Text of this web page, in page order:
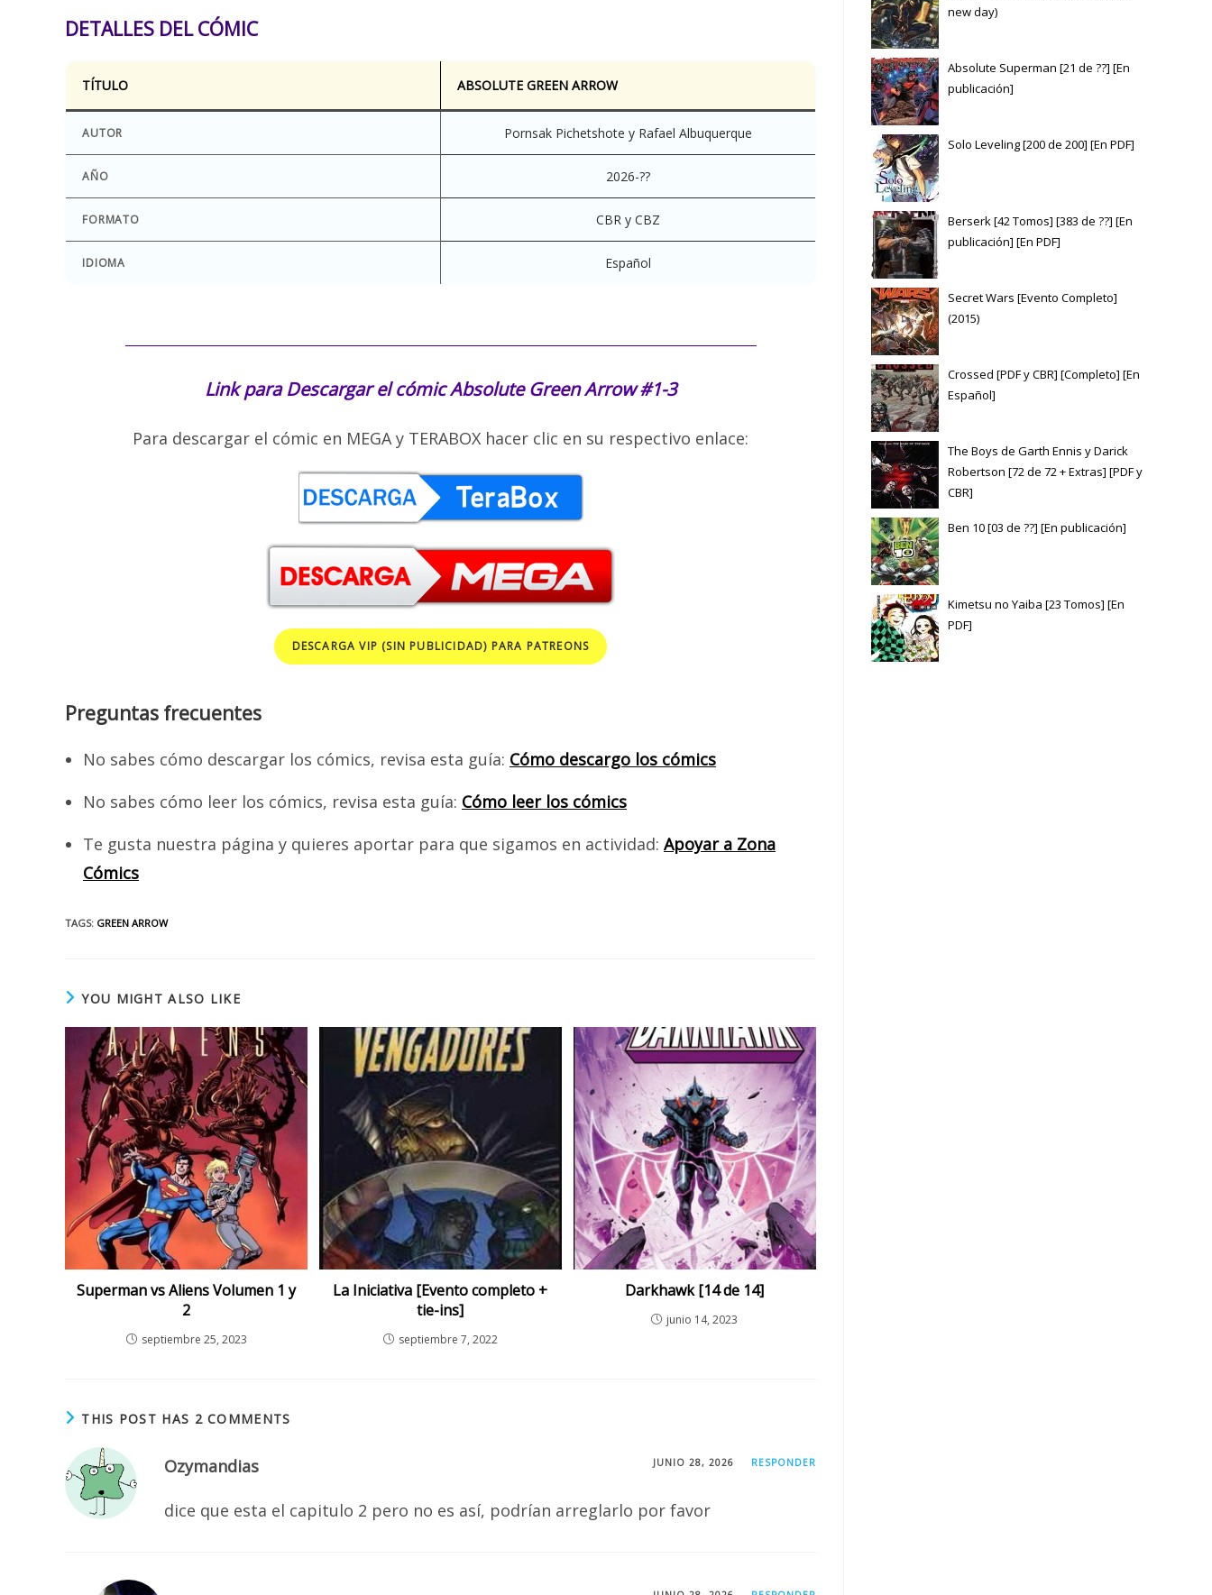
DETALLES DEL CÓMIC
TÍTULO ABSOLUTE GREEN ARROW
AUTOR Pornsak Pichetshote y Rafael Albuquerque
AÑO 2026-??
FORMATO CBR y CBZ
IDIOMA Español
Link para Descargar el cómic Absolute Green Arrow#1-3
Para descargar el cómic en MEGA y TERABOX hacer clic en su respectivo enlace:
DESCARGA VIP (SIN PUBLICIDAD) PARA PATREONS
Preguntas frecuentes
No sabes cómo descargar los cómics, revisa esta guía: Cómo descargo los cómics
No sabes cómo leer los cómics, revisa esta guía: Cómo leer los cómics
Te gusta nuestra página y quieres aportar para que sigamos en actividad: Apoyar a Zona
Cómics
TAGS: GREEN ARROW
YOU MIGHT ALSO LIKE
Superman vs Aliens Volumen 1 y
2
septiembre 25, 2023
La Iniciativa [Evento completo +
tie-ins]
septiembre 7, 2022
Darkhawk [14 de 14]
junio 14, 2023
THIS POST HAS 2 COMMENTS
Ozymandias JUNIO 28, 2026 RESPONDER
dice que esta el capitulo 2 pero no es así, podrían arreglarlo por favor
new day)
Absolute Superman [21 de ??] [En
publicación]
Solo Leveling [200 de 200] [En PDF]
Berserk [42 Tomos] [383 de ??] [En
publicación] [En PDF]
Secret Wars [Evento Completo]
(2015)
Crossed [PDF y CBR] [Completo] [En
Español]
The Boys de Garth Ennis y Darick
Robertson [72 de 72 + Extras] [PDF y
CBR]
Ben 10 [03 de ??] [En publicación]
Kimetsu no Yaiba [23 Tomos] [En
PDF]